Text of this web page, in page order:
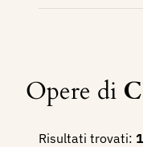
Opere di
Risultati trovati: